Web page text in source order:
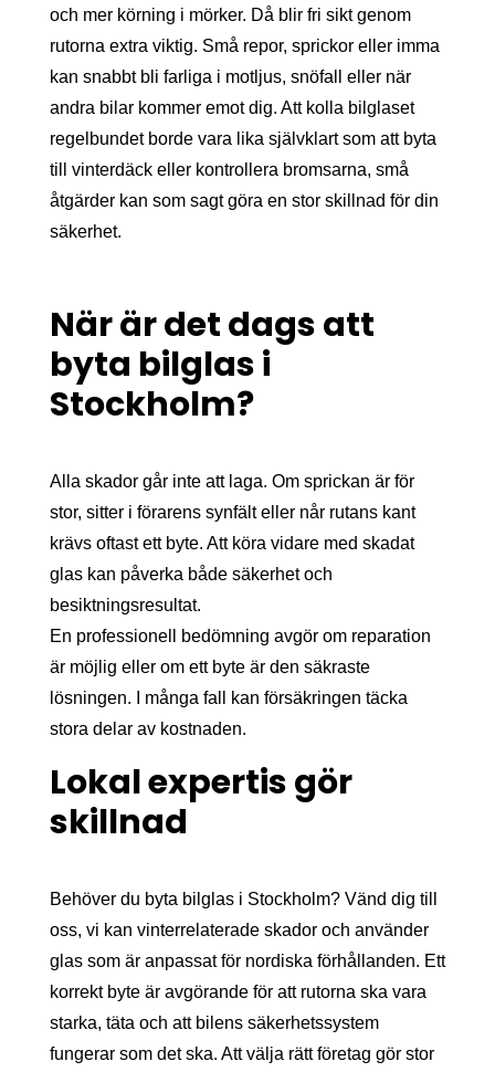
och mer körning i mörker. Då blir fri sikt genom
rutorna extra viktig. Små repor, sprickor eller imma
kan snabbt bli farliga i motljus, snöfall eller när
andra bilar kommer emot dig. Att kolla bilglaset
regelbundet borde vara lika självklart som att byta
till vinterdäck eller kontrollera bromsarna, små
åtgärder kan som sagt göra en stor skillnad för din
säkerhet.
När är det dags att
byta bilglas i
Stockholm?
Alla skador går inte att laga. Om sprickan är för
stor, sitter i förarens synfält eller når rutans kant
krävs oftast ett byte. Att köra vidare med skadat
glas kan påverka både säkerhet och
besiktningsresultat.
En professionell bedömning avgör om reparation
är möjlig eller om ett byte är den säkraste
lösningen. I många fall kan försäkringen täcka
stora delar av kostnaden.
Lokal expertis gör
skillnad
Behöver du byta bilglas i Stockholm? Vänd dig till
oss, vi kan vinterrelaterade skador och använder
glas som är anpassat för nordiska förhållanden. Ett
korrekt byte är avgörande för att rutorna ska vara
starka, täta och att bilens säkerhetssystem
fungerar som det ska. Att välja rätt företag gör stor